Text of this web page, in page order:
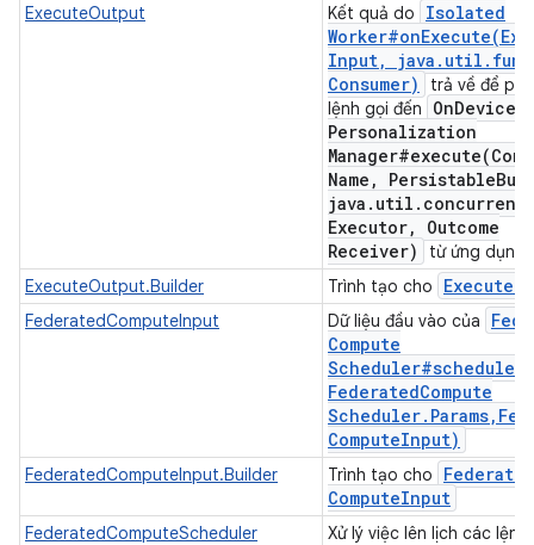
ExecuteOutput
Kết quả do
Isolated
Worker#onExecute(
Input, java . util .
Consumer)
trả về để
lệnh gọi đến
OnDevice
Personalization
Manager#execute(
Name , Persistable
java . util . concurrent
Executor,
Outcome
Receiver)
từ ứng dụng
ExecuteOutput.Builder
Trình tạo cho Execute
FederatedComputeInput Dữ liệu đầu vào của
Compute
Scheduler#schedule(
FederatedCompute
Scheduler. Params,
ComputeInput)
FederatedComputeInput.Builder Trình tạo cho
Federated
ComputeInput
FederatedComputeScheduler
Xử lý việc lên lịch các lệnh